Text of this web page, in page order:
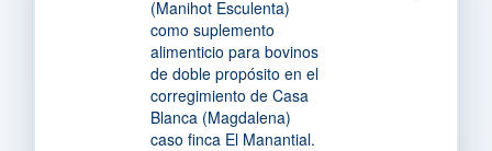
(Manihot Esculenta)
como suplemento
alimenticio para bovinos
de doble propósito en el
corregimiento de Casa
Blanca (Magdalena)
caso finca El Manantial.